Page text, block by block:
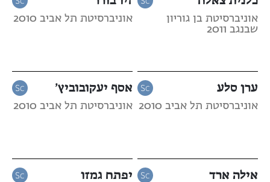
אוניברסיטת בן גוריון
שבנגב 2011
אוניברסיטת תל אביב 2010
ערן סלע
אוניברסיטת תל אביב 2010
אסף יעקובוביץ’
אוניברסיטת תל אביב 2010
אילה ארד יפתח גמזו